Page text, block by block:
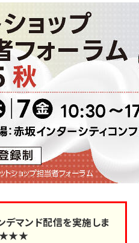
ンド配信を実施しま